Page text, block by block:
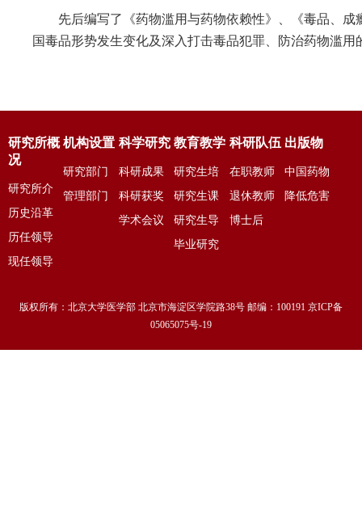
先后编写了《药物滥用与药物依赖性》、《毒品、成
国毒品形势发生变化及深入打击毒品犯罪、防治药物滥
研究所概
况
研究所介
绍
历史沿革
历任领导
现任领导
机构设置
研究部门
管理部门
科学研究
科研成果
科研获奖
学术会议
教育教学
研究生培
养
研究生课
程
研究生导
师
毕业研究
科研队伍
在职教师
退休教师
博士后
出版物
中国药物
依赖性杂
降低危害
版权所有：北京大学医学部 北京市海淀区学院路38号 邮编：100191 京ICP备
05065075号-19